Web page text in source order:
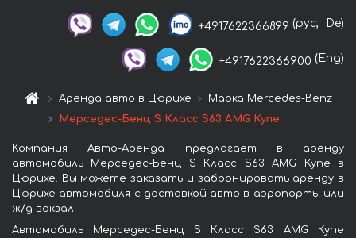
+4917622366899 (рус, De)
+4917622366900 (Eng)
Аренда авто в Цюрихе
Марка Mercedes-Benz
Мерседес-Бенц S Класс S63 AMG Купе
Компания Авто-Аренда предлагает в аренду
автомобиль Мерседес-Бенц S Класс S63 AMG Купе в
Цюрихе. Вы можете заказать и забронировать аренду в
Цюрихе автомобиля с доставкой авто в аэропорты или
ж/д вокзал.
Автомобиль Мерседес-Бенц S Класс S63 AMG Купе